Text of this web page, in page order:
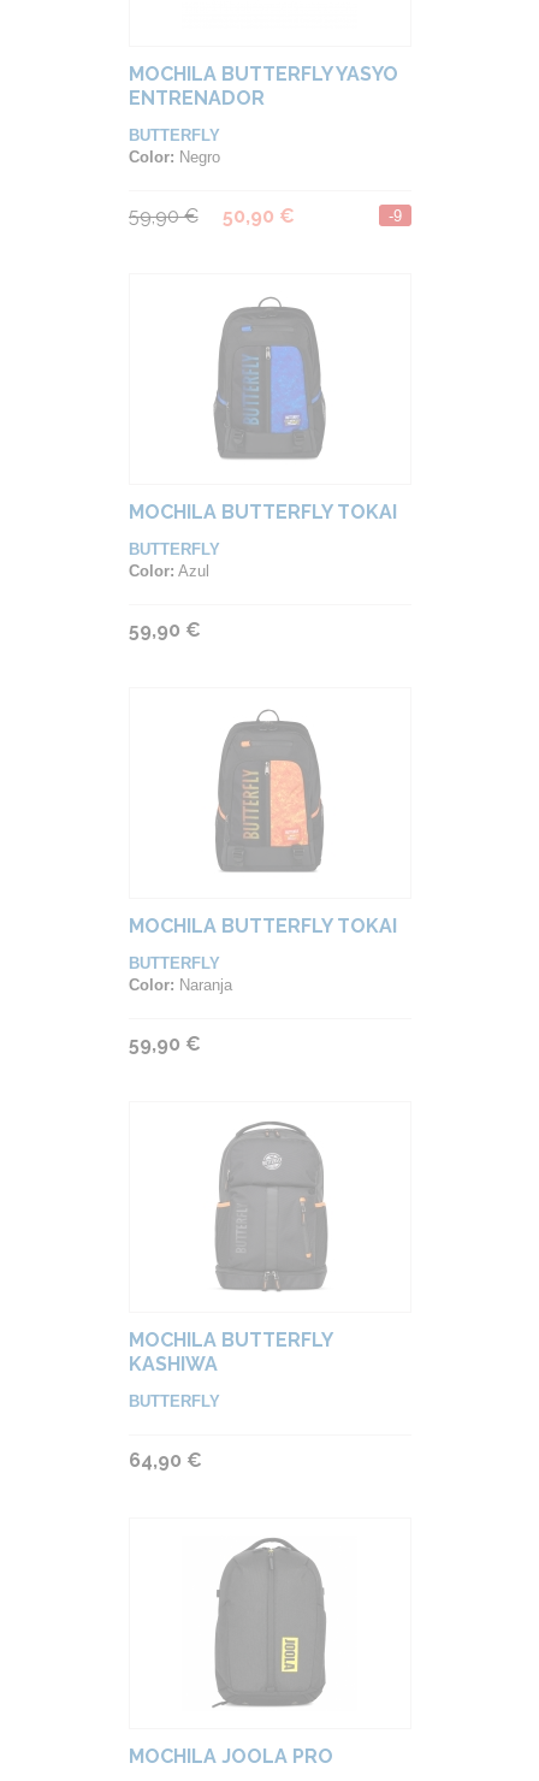
MOCHILA BUTTERFLY YASYO
ENTRENADOR
BUTTERFLY
Color: Negro
59,90 € 50,90 € -9
MOCHILA BUTTERFLY TOKAI
BUTTERFLY
Color: Azul
59,90 €
MOCHILA BUTTERFLY TOKAI
BUTTERFLY
Color: Naranja
59,90 €
MOCHILA BUTTERFLY
KASHIWA
BUTTERFLY
64,90 €
MOCHILA JOOLA PRO